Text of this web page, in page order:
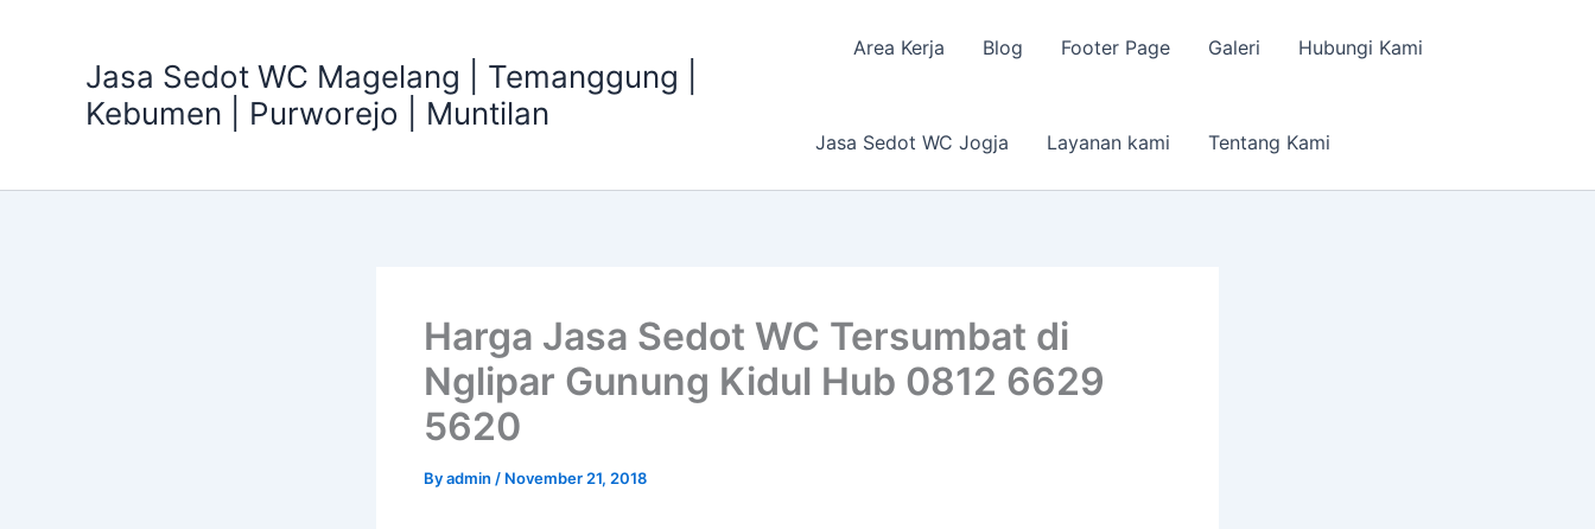
Jasa Sedot WC Magelang | Temanggung |
Kebumen | Purworejo | Muntilan
Area Kerja Blog Footer Page Galeri Hubungi Kami
Jasa Sedot WC Jogja Layanan kami Tentang Kami
Harga Jasa Sedot WC Tersumbat di
Nglipar Gunung Kidul Hub 0812 6629
5620
Byadmin / November 21, 2018